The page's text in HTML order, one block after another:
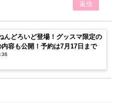
返信
んどろいど登場！グッスマ限定の
容も公開！予約は7月17日まで